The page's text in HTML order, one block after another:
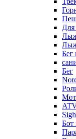
Для
Бег
Бег
Бот